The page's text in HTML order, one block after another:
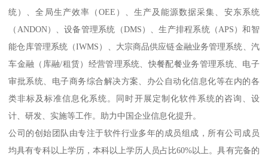
统）、全局生产效率（OEE）、生产及能源数据采集、安东系统
（ANDON）、设备管理系统（DMS）、生产排程系统（APS）和智
能仓库管理系统（IWMS）、大宗商品供应链金融业务管理系统、汽
车金融（库融/租赁）经营管理系统、快餐配餐业务管理系统、电子
审批系统、电子商务综合解决方案、办公自动化信息化等在内的各
类非标及标准信息化系统。同时开展定制化软件系统的咨询、设
计、研发、实施等工作。助力中国企业信息化提升。
公司的创始团队由专注于软件行业多年的成员组成，所有公司成员
均具有专科以上学历，本科以上学历人员占比60%以上。具有完备的